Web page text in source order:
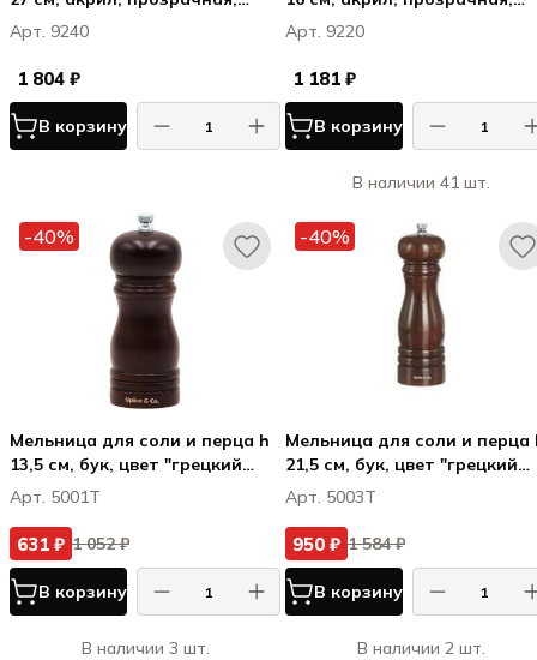
СПАЙС & КО / SPICE & CO
Арт. 9240
1 804 ₽
В корзину
СПАЙС & КО / SPICE & CO
Арт. 9220
1 181 ₽
В корзину
В наличии 41 шт.
-40%
Мельница для соли и перца h
13,5 см, бук, цвет "грецкий
орех", СПАЙС & КО / SPICE &
CO
Арт. 5001T
631 ₽ 1 052 ₽
В корзину
В наличии 3 шт.
-40%
Мельница для соли и перца
21,5 см, бук, цвет "грецкий
орех", СПАЙС & КО / SPICE &
CO
Арт. 5003T
950 ₽ 1 584 ₽
В корзину
В наличии 2 шт.